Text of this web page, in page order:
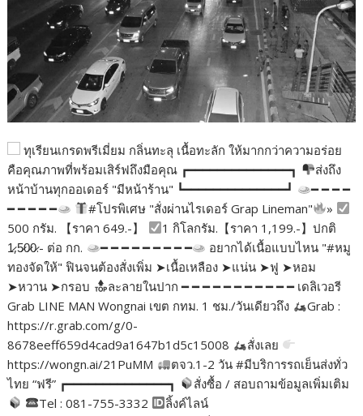
ทุเรียนเกรดพรีเมี่ยม กลิ่นทะลุ เนื้อทะลัก ให้มากกว่าความอร่อย
คือคุณภาพที่พร้อมเสิร์ฟถึงมือคุณ ┏━━━━━━━━━━━━━━┓
ส่งถึง
หน้าบ้านทุกออเดอร์ "มีหน้าร้าน" ┗━━━━━━━━━━━━━━┛
━ ━ ━ ━
━ ━ ━ ━ ━
#โปรพิเศษ "สั่งผ่านไรเดอร์ Grap Lineman"
»
500 กรัม. 【ราคา 649.-】
1 กิโลกรัม.【ราคา 1,199.-】ปกติ
1̷,5̷0̷0̷.- ต่อ กก.
━ ━ ━ ━ ━ ━ ━ ━ ━
อยากได้เนื้อแบบไหน "#หมู
ทองจัดให้" ฟินจนต้องสั่งเพิ่ม ➤เนื้อเหลือง ➤แน่น ➤ฟู ➤หอม
➤หวาน ➤กรอบ
ละลายในปาก ━ ━ ━ ━ ━ ━ ━ ━ ━ ━ ━ เดลิเวอรี
Grab LINE MAN Wongnai เขต กทม. 1 ชม./วันเดียวถึง
Grab :
https://r.grab.com/g/0-
8678eeff659d4cad9a1647b1d5c15008
สั่งเลย
https://wongn.ai/21PuMM
ตจว.1-2 วัน #มีบริการรถเย็นส่งทั่ว
ไทย “ฟรี” ┏━━━━━━━━━━━━━━┓
สั่งซื้อ / สอบถามข้อมูลเพิ่มเติม
Tel : 081-755-3332
ลิ้งค์ไลน์